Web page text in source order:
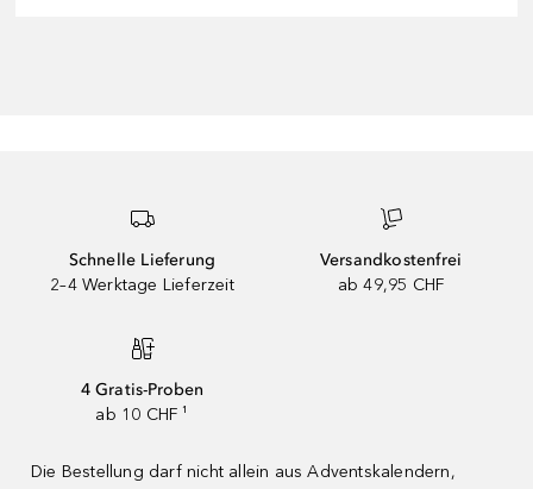
Schnelle Lieferung
2–4 Werktage Lieferzeit
Versandkostenfrei
ab 49,95 CHF
4 Gratis-Proben
ab 10 CHF ¹
Die Bestellung darf nicht allein aus Adventskalendern,